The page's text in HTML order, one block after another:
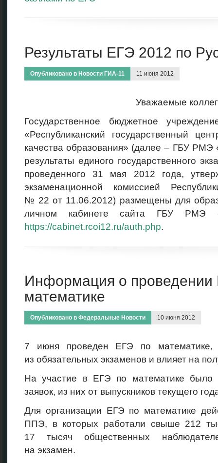
Результаты ЕГЭ 2012 по
Опубликовано в Новости ГИА-11 11 июня 2012
Уважаемые
Государственное бюджетное
«Республиканский государственный
качества образования» (далее – ГБУ
результаты единого государственного
проведенного 31 мая 2012 года,
экзаменационной комиссией
№ 22 от 11.06.2012) размещены для
личном кабинете сайта ГБУ РМЭ
https://cabinet.rcoi12.ru/auth.php.
Информация о проведении
математике
Опубликовано в Федеральные Новости 10 июня 2012
7 июня проведен ЕГЭ по математике,
из обязательных экзаменов и влияет на
На участие в ЕГЭ по математике было
заявок, из них от выпускников текущего
Для организации ЕГЭ по математике
ППЭ, в которых работали свыше 212
17 тысяч общественных
на экзамен.